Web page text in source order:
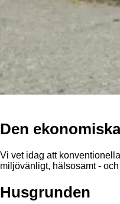
Den
Vi vet idag att
miljövänligt, hälsosamt -
Husgrunden